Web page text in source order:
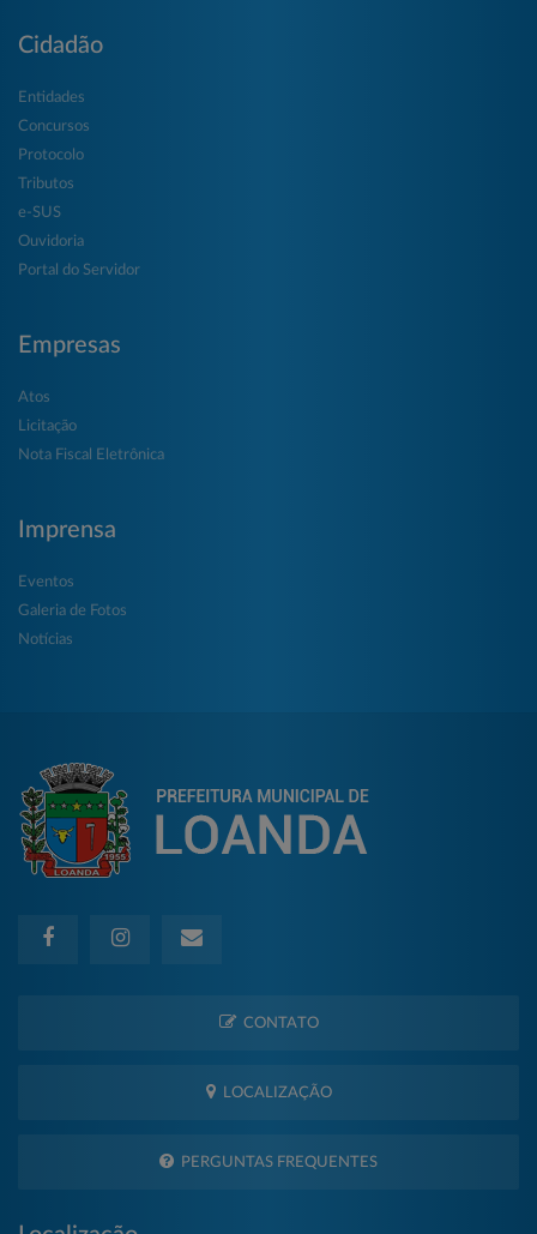
Cidadão
Entidades
Concursos
Protocolo
Tributos
e-SUS
Ouvidoria
Portal do Servidor
Empresas
Atos
Licitação
Nota Fiscal Eletrônica
Imprensa
Eventos
Galeria de Fotos
Notícias
CONTATO
LOCALIZAÇÃO
PERGUNTAS FREQUENTES